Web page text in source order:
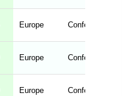
Europe Conference
Europe Conference
Europe Conference